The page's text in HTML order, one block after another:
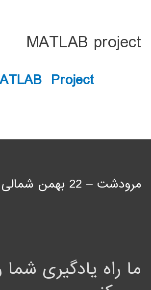
MATLAB project
Project
مرودشت – 22 بهمن شمالی
ما راه یادگیری شما